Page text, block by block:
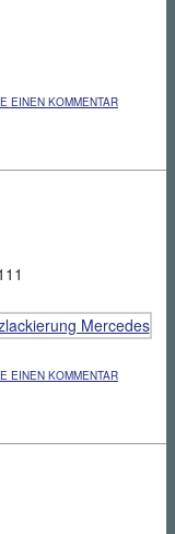
EINEN KOMMENTAR
EINEN KOMMENTAR